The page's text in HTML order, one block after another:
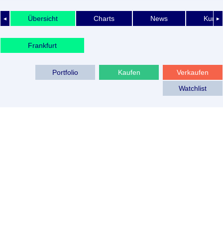
◄ ►
Übersicht Charts News
Frankfurt
Verkaufen
Kaufen
Portfolio
Watchlist